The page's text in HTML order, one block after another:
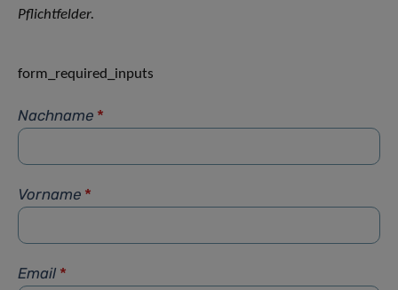
Pflichtfelder.
form_required_inputs
Nachname *
Vorname *
Email *